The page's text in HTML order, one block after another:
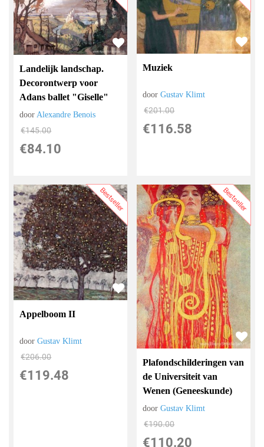
Landelijk landschap.
Decorontwerp voor
Adans ballet "Giselle"
door Alexandre Benois
€145.00
€84.10
Muziek
doorGustav Klimt
€201.00
€116.58
Bestseller
Appelboom II
doorGustav Klimt
€206.00
€119.48
Bestseller
Plafondschilderingen van
de Universiteit van
Wenen (Geneeskunde)
doorGustav Klimt
€190.00
€110.20